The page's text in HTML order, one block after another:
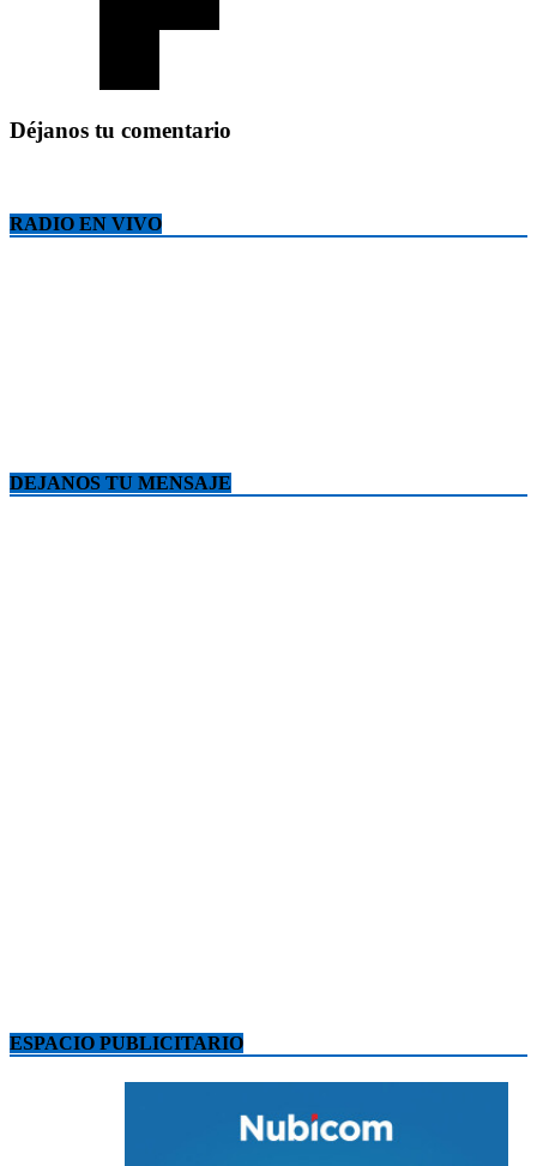
Déjanos tu comentario
RADIO EN VIVO
DEJANOS TU MENSAJE
ESPACIO PUBLICITARIO